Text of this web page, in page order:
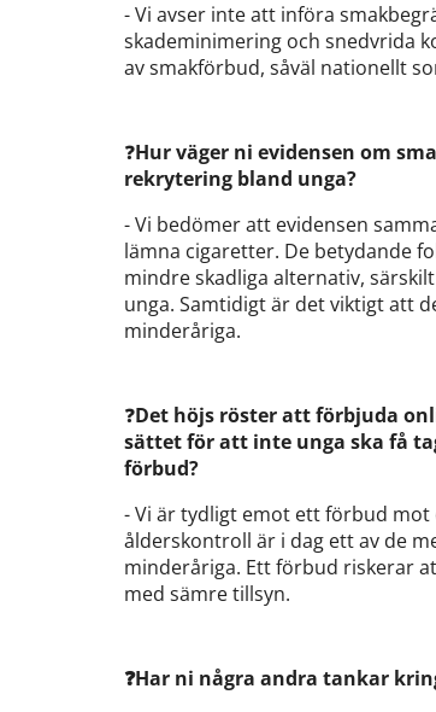
- Vi avser inte att införa
skademinimering och snedvrida
av smakförbud, såväl nationellt
❓Hur väger ni evidensen om
rekrytering bland unga?
- Vi bedömer att evidensen
lämna cigaretter. De betydande
mindre skadliga alternativ,
unga. Samtidigt är det viktigt att
minderåriga.
❓Det höjs röster att förbjuda
sättet för att inte unga ska få
förbud?
- Vi är tydligt emot ett förbud
ålderskontroll är i dag ett av de
minderåriga. Ett förbud riskerar
med sämre tillsyn.
❓Har ni några andra tankar